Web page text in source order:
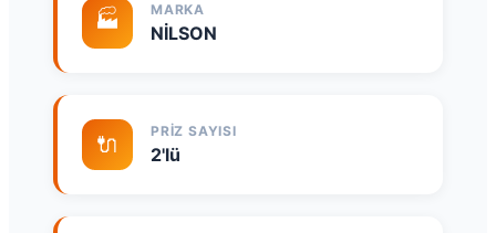
🏭 MARKA
NİLSON
🔌 PRIZ SAYISI
2'lü